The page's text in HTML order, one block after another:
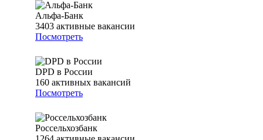
Альфа-Банк
3403 активные вакансии
Посмотреть
DPD в России
160 активных вакансий
Посмотреть
Россельхозбанк